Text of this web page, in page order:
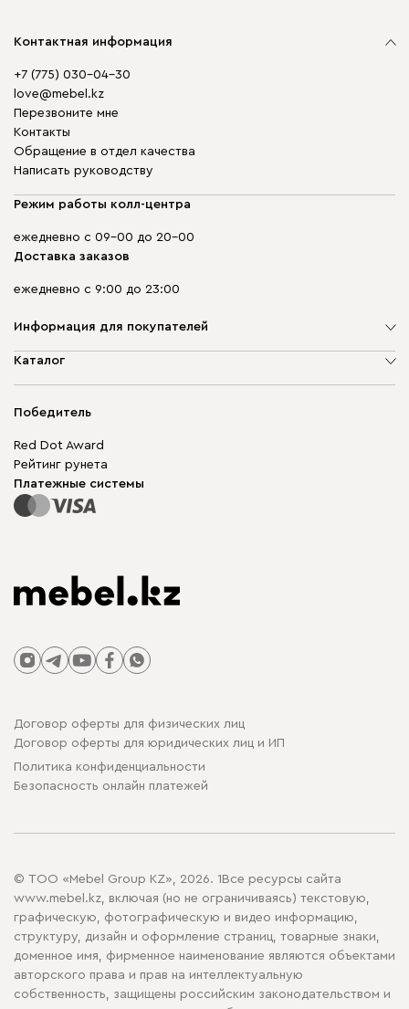
Контактная информация
+7 (775) 030-04-30
love@mebel.kz
Перезвоните мне
Контакты
Обращение в отдел качества
Написать руководству
Режим работы колл-центра
ежедневно с 09-00 до 20-00
Доставка заказов
ежедневно с 9:00 до 23:00
Информация для покупателей
О компании
Гарантия
Для бизнеса
Карта сайта
Каталог
Корпусная мебель
Модульная мебель
Столы и стулья
Победитель
Red Dot Award
Рейтинг рунета
Платежные системы
Договор оферты для физических лиц
Договор оферты для юридических лиц и ИП
Политика конфиденциальности
Безопасность онлайн платежей
© ТОО «Mebel Group KZ», 2026. 1Все ресурсы сайта
www.mebel.kz, включая (но не ограничиваясь) текстовую,
графическую, фотографическую и видео информацию,
структуру, дизайн и оформление страниц, товарные знаки,
доменное имя, фирменное наименование являются объектами
авторского права и прав на интеллектуальную
собственность, защищены российским законодательством и